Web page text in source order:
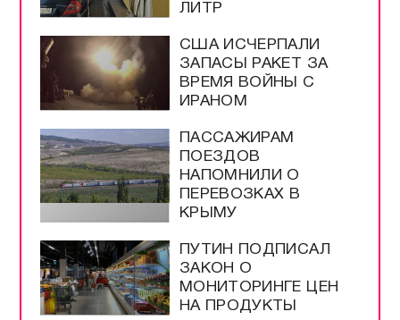
ЛИТР
США ИСЧЕРПАЛИ
ЗАПАСЫ РАКЕТ ЗА
ВРЕМЯ ВОЙНЫ С
ИРАНОМ
ПАССАЖИРАМ
ПОЕЗДОВ
НАПОМНИЛИ О
ПЕРЕВОЗКАХ В
КРЫМУ
ПУТИН ПОДПИСАЛ
ЗАКОН О
МОНИТОРИНГЕ ЦЕН
НА ПРОДУКТЫ